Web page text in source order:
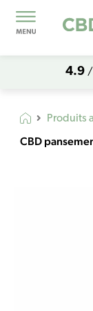
4.9 /
Produits
CBD